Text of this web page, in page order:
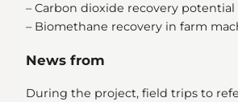
– Carbon dioxide recovery potential
– Biomethane recovery in farm
News from
During the project, field trips to